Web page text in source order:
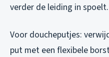
verder de leiding in spoelt.
Voor doucheputjes:
put met een flexibele